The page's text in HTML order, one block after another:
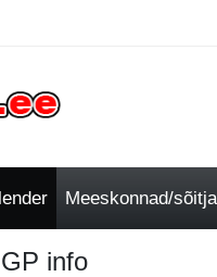
Meeskonnad/
info